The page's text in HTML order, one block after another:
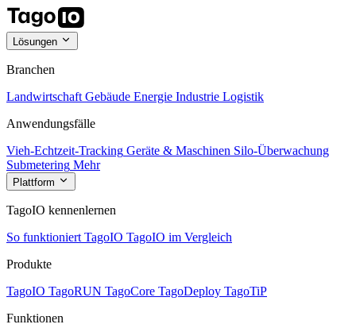
Lösungen
Branchen
Landwirtschaft Gebäude Energie Industrie Logistik
Anwendungsfälle
Vieh-Echtzeit-Tracking Geräte & Maschinen Silo-Überwachung
Submetering Mehr
Plattform
TagoIO kennenlernen
So funktioniert TagoIO TagoIO im Vergleich
Produkte
TagoIO TagoRUN TagoCore TagoDeploy TagoTiP
Funktionen